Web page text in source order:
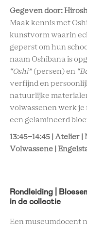
Gegeven door:
Maak kennis met
kunstvorm waarin
geperst om hun
naam Oshibana is
“Oshi” (persen) en
verfijnd en
natuurlijke
volwassenen werk je
een gelamineerd
13:45-14:45 | Atelier |
Volwassene |
Rondleiding |
in de collectie
Een museumdocent